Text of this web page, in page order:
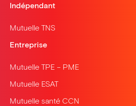
Indépendant
Mutuelle TNS
Entreprise
Mutuelle TPE – PME
Mutuelle ESAT
Mutuelle santé CCN